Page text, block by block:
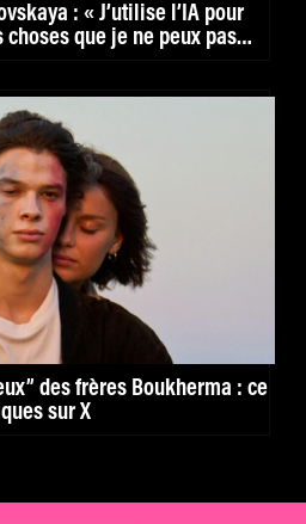
: « J’utilise l’IA pour
que je ne peux pas
des frères Boukherma : ce
sur X